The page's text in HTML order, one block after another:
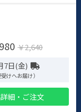
￥2,640
7日(金)
けへお届け）
細・ご注文